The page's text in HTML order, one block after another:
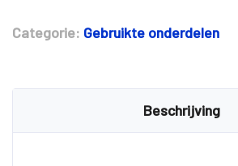
Categorie: Gebruikte onderdelen
Beschrijving